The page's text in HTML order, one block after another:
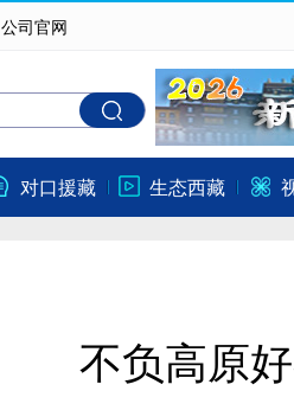
公司官网
对口援藏 生态西藏
不负高原